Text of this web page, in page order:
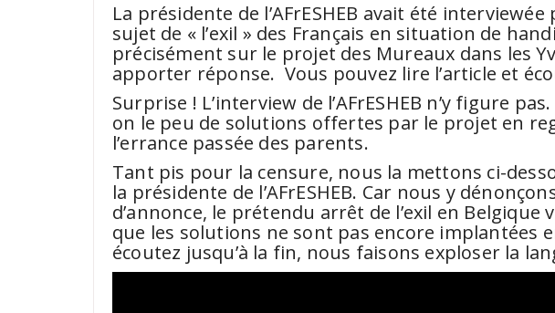
La présidente de l’AFrESHEB avait été
sujet de « l’exil » des Français en situation de
précisément sur le projet des Mureaux dans les
apporter réponse. Vous pouvez lire l’article et
Surprise ! L’interview de l’AFrESHEB n’y figure
on le peu de solutions offertes par le projet en
l’errance passée des parents.
Tant pis pour la censure, nous la mettons ci-
la présidente de l’AFrESHEB. Car nous y
d’annonce, le prétendu arrêt de l’exil en
que les solutions ne sont pas encore implantées
écoutez jusqu’à la fin, nous faisons exploser la